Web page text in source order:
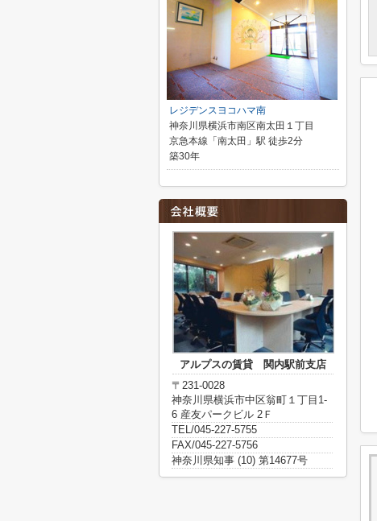
レジデンスヨコハマ南
神奈川県横浜市南区南太田１丁目
京急本線「南太田」駅 徒歩2分
築30年
アルプスの賃貸 関内駅前支店
〒231-0028
神奈川県横浜市中区翁町１丁目1-
6 産友パークビル 2Ｆ
TEL/045-227-5755
FAX/045-227-5756
神奈川県知事 (10) 第14677号